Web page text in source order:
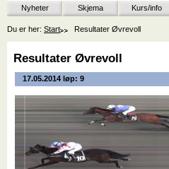
Nyheter Skjema Kurs/info
Du er her: Start Resultater Øvrevoll
Resultater Øvrevoll
17.05.2014 løp: 9